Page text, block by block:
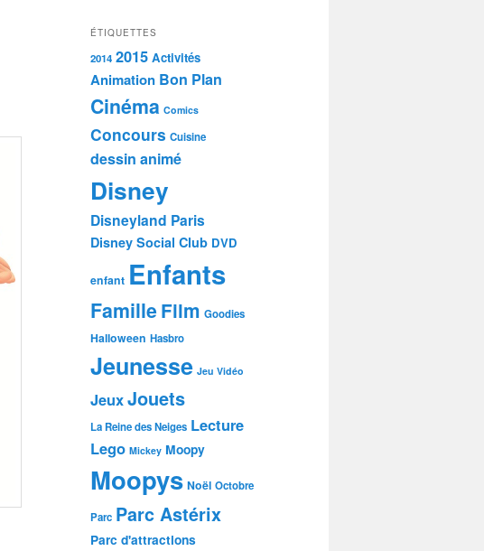
ÉTIQUETTES
2014 2015 Activités
Animation Bon Plan
Cinéma Comics
Concours Cuisine
dessin animé
Disney
Disneyland Paris
Disney Social Club DVD
enfant Enfants
FamilleFilm Goodies
Halloween Hasbro
Jeunesse Jeu Vidéo
JeuxJouets
La Reine des Neiges Lecture
Lego Mickey Moopy
Moopys Noël Octobre
Parc Parc Astérix
Parc d'attractions